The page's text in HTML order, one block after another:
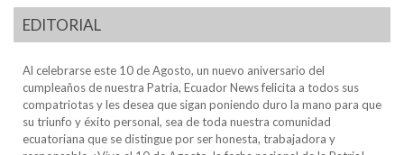
EDITORIAL
Al celebrarse este 10 de Agosto, un nuevo aniversario del
cumpleaños de nuestra Patria, Ecuador News felicita a todos sus
compatriotas y les desea que sigan poniendo duro la mano para que
su triunfo y éxito personal, sea de toda nuestra comunidad
ecuatoriana que se distingue por ser honesta, trabajadora y